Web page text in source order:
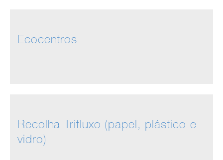
Ecocentros
Recolha Trifluxo (papel, plástico e
vidro)